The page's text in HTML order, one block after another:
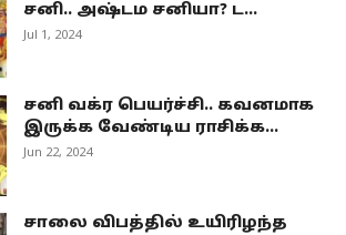
சனி.. அஷ்டம சனியா? ட...
Jul 1, 2024
சனி வக்ர பெயர்ச்சி.. கவனமாக
இருக்க வேண்டிய ராசிக்க...
Jun 22, 2024
சாலை விபத்தில் உயிரிழந்த